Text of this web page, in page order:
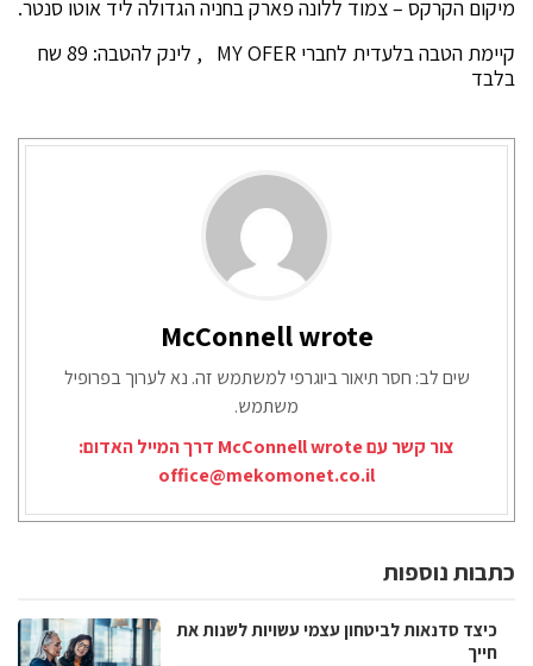
מיקום הקרקס – צמוד ללונה פארק בחניה הגדולה ליד אוטו סנטר.
קיימת הטבה בלעדית לחברי MY OFER , לינק להטבה: 89 שח
בלבד
McConnell wrote
שים לב: חסר תיאור ביוגרפי למשתמש זה. נא לערוך בפרופיל
משתמש.
צור קשר עם McConnell wrote דרך המייל האדום:
office@mekomonet.co.il
כתבות נוספות
כיצד סדנאות לביטחון עצמי עשויות לשנות את
חייך